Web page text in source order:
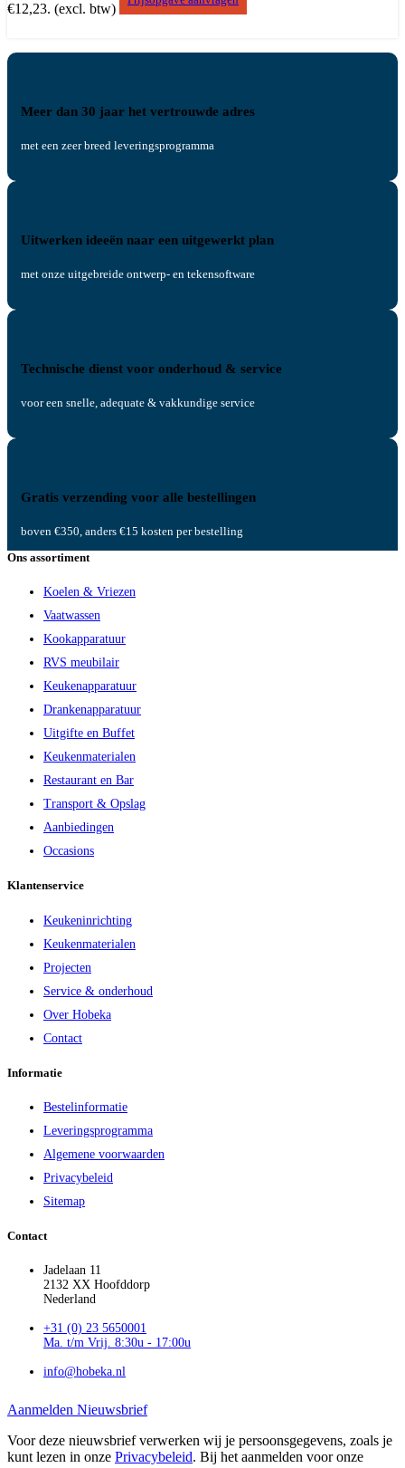
€12,23. (excl. btw)
Meer dan 30 jaar het vertrouwde adres
met een zeer breed leveringsprogramma
Uitwerken ideeën naar een uitgewerkt plan
met onze uitgebreide ontwerp- en tekensoftware
Technische dienst voor onderhoud & service
voor een snelle, adequate & vakkundige service
Gratis verzending voor alle bestellingen
boven €350, anders €15 kosten per bestelling
Ons assortiment
Koelen & Vriezen
Vaatwassen
Kookapparatuur
RVS meubilair
Keukenapparatuur
Drankenapparatuur
Uitgifte en Buffet
Keukenmaterialen
Restaurant en Bar
Transport & Opslag
Aanbiedingen
Occasions
Klantenservice
Keukeninrichting
Keukenmaterialen
Projecten
Service & onderhoud
Over Hobeka
Contact
Informatie
Bestelinformatie
Leveringsprogramma
Algemene voorwaarden
Privacybeleid
Sitemap
Contact
Jadelaan 11
2132 XX Hoofddorp
Nederland
+31 (0) 23 5650001
Ma. t/m Vrij. 8:30u - 17:00u
info@hobeka.nl
Aanmelden Nieuwsbrief
Voor deze nieuwsbrief verwerken wij je persoonsgegevens, zoals je
kunt lezen in onze Privacybeleid. Bij het aanmelden voor onze